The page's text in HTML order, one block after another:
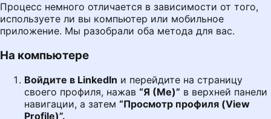
Процесс немного отличается в зависимости от того,
используете ли вы компьютер или мобильное
приложение. Мы разобрали оба метода для вас.
На компьютере
Войдите в LinkedIn и перейдите на страницу
своего профиля, нажав “Я (Me)” в верхней панели
навигации, а затем “Просмотр профиля (View
Profile)”.